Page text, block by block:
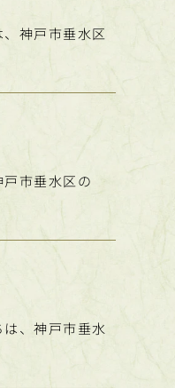
神戸市垂水区
市垂水区の
、神戸市垂水